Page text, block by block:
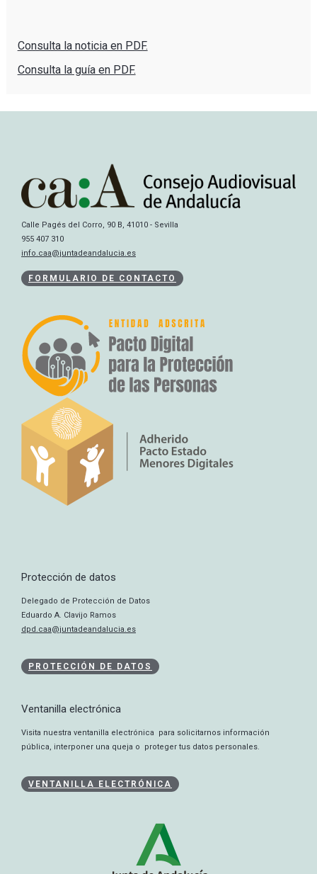
Consulta la noticia en PDF.
Consulta la guía en PDF.
Calle Pagés del Corro, 90 B, 41010 - Sevilla
955 407 310
info.caa@juntadeandalucia.es
FORMULARIO DE CONTACTO
Protección de datos
Delegado de Protección de Datos
Eduardo A. Clavijo Ramos
dpd.caa@juntadeandalucia.es
PROTECCIÓN DE DATOS
Ventanilla electrónica
Visita nuestra ventanilla electrónica para solicitarnos información
pública, interponer una queja o proteger tus datos personales.
VENTANILLA ELECTRÓNICA